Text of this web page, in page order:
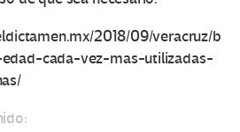
2018/09/veracruz/b
cada-vez-mas-utilizadas-